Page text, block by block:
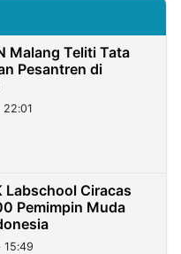
Malang Teliti Tata
Pesantren di
Labschool Ciracas
Pemimpin Muda